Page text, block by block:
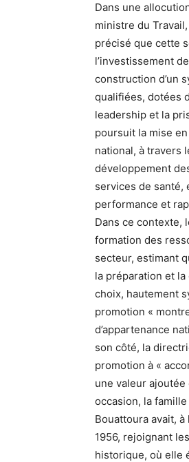
Dans une
ministre du
précisé que cette
l’investissement
construction d’un
qualifiées, dotées
leadership et la
poursuit la mise
national, à travers
développement
services de santé,
performance et
Dans ce contexte,
formation des
secteur, estimant
la préparation et
choix, hautement
promotion «
d’appartenance
son côté, la
promotion à «
une valeur
occasion, la
Bouattoura avait, à
1956, rejoignant
historique, où elle